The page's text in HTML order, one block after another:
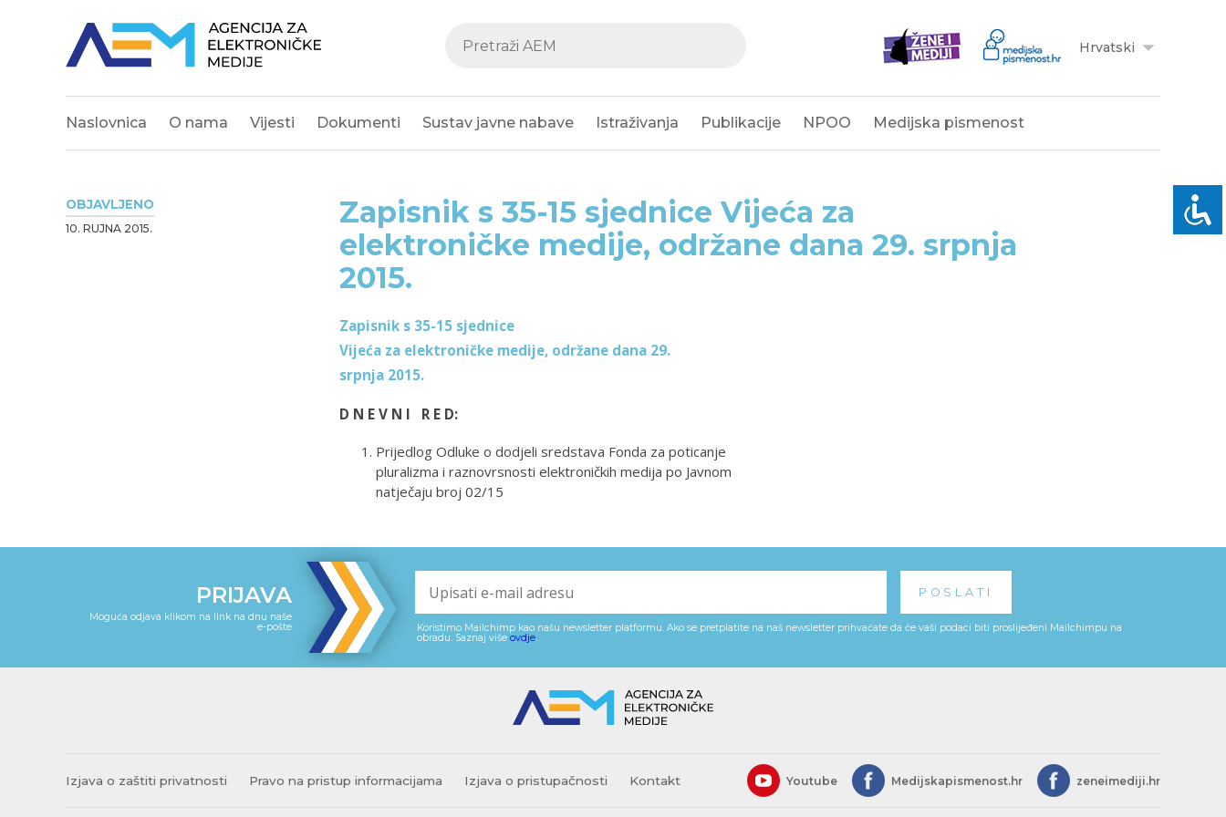
Hrvatski
Naslovnica O nama Vijesti Dokumenti Sustav javne nabave Istraživanja Publikacije NPOO Medijska pismenost
OBJAVLJENO
10. RUJNA 2015.
Zapisnik s 35-15 sjednice Vijeća za
elektroničke medije, održane dana 29. srpnja
2015.
Zapisnik s 35-15 sjednice
Vijeća za elektroničke medije, održane dana 29.
srpnja 2015.
D N E V N I R E D:
Prijedlog Odluke o dodjeli sredstava Fonda za poticanje
pluralizma i raznovrsnosti elektroničkih medija po Javnom
natječaju broj 02/15
PRIJAVA
Moguća odjava klikom na link na dnu naše
e-pošte
Koristimo Mailchimp kao našu newsletter platformu. Ako se pretplatite na naš newsletter prihvaćate da će vaši podaci biti proslijeđeni Mailchimpu na
obradu. Saznaj više ovdje.
Izjava o zaštiti privatnosti Pravo na pristup informacijama Izjava o pristupačnosti Kontakt Youtube Medijskapismenost.hr zeneimediji.hr